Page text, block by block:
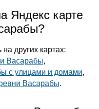
Яндекс карте
других картах:
Васарабы,
с улицами и домами,
Васарабы.